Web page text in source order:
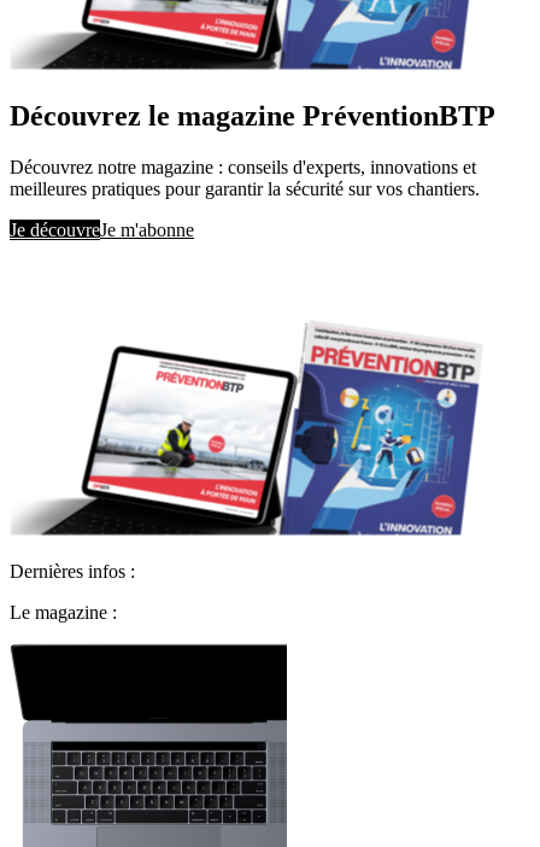
Découvrez le magazine PréventionBTP
Découvrez notre magazine : conseils d'experts, innovations et
meilleures pratiques pour garantir la sécurité sur vos chantiers.
Je découvreJe m'abonne
Dernières infos :
Le magazine :